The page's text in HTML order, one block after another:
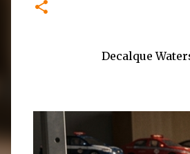
Decalque